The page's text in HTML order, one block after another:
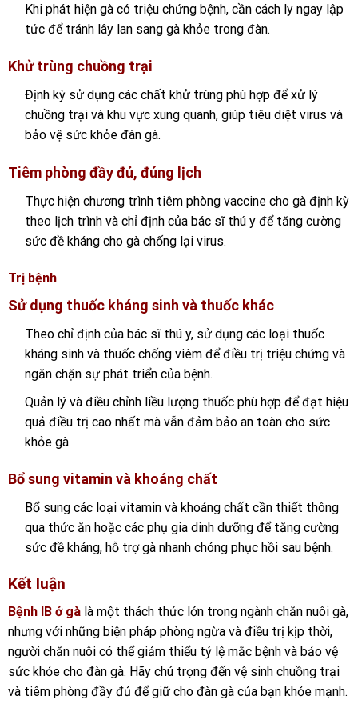
Khi phát hiện gà có triệu chứng bệnh, cần cách ly ngay lập
tức để tránh lây lan sang gà khỏe trong đàn.
Khử trùng chuồng trại
Định kỳ sử dụng các chất khử trùng phù hợp để xử lý
chuồng trại và khu vực xung quanh, giúp tiêu diệt virus và
bảo vệ sức khỏe đàn gà.
Tiêm phòng đầy đủ, đúng lịch
Thực hiện chương trình tiêm phòng vaccine cho gà định kỳ
theo lịch trình và chỉ định của bác sĩ thú y để tăng cường
sức đề kháng cho gà chống lại virus.
Trị bệnh
Sử dụng thuốc kháng sinh và thuốc khác
Theo chỉ định của bác sĩ thú y, sử dụng các loại thuốc
kháng sinh và thuốc chống viêm để điều trị triệu chứng và
ngăn chặn sự phát triển của bệnh.
Quản lý và điều chỉnh liều lượng thuốc phù hợp để đạt hiệu
quả điều trị cao nhất mà vẫn đảm bảo an toàn cho sức
khỏe gà.
Bổ sung vitamin và khoáng chất
Bổ sung các loại vitamin và khoáng chất cần thiết thông
qua thức ăn hoặc các phụ gia dinh dưỡng để tăng cường
sức đề kháng, hỗ trợ gà nhanh chóng phục hồi sau bệnh.
Kết luận
Bệnh IB ở gà là một thách thức lớn trong ngành chăn nuôi gà,
nhưng với những biện pháp phòng ngừa và điều trị kịp thời,
người chăn nuôi có thể giảm thiểu tỷ lệ mắc bệnh và bảo vệ
sức khỏe cho đàn gà. Hãy chú trọng đến vệ sinh chuồng trại
và tiêm phòng đầy đủ để giữ cho đàn gà của bạn khỏe mạnh.